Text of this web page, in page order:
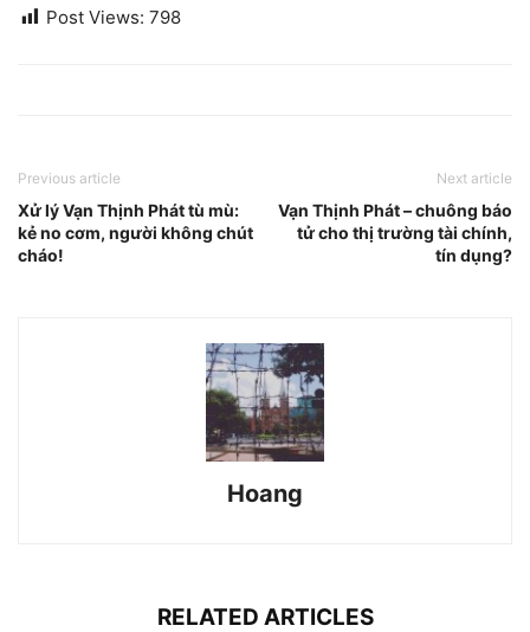
Post Views: 798
Previous article
Xử lý Vạn Thịnh Phát tù mù:
kẻ no cơm, người không chút
cháo!
Next article
Vạn Thịnh Phát – chuông báo
tử cho thị trường tài chính,
tín dụng?
Hoang
RELATED ARTICLES